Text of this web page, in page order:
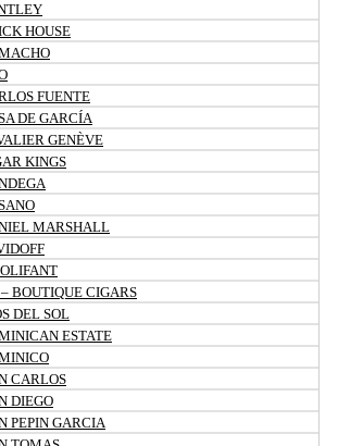
HOUSE
FUENTE
DE GARCÍA
GENÈVE
KINGS
MARSHALL
BOUTIQUE CIGARS
DEL SOL
ESTATE
CARLOS
DIEGO
PEPIN GARCIA